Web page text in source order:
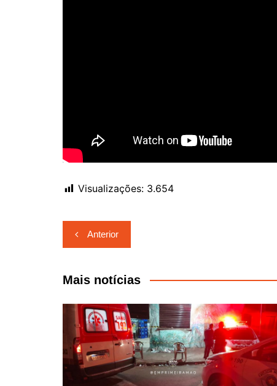
Visualizações: 3.654
Navegação
de
Post
Anterior
Mais notícias